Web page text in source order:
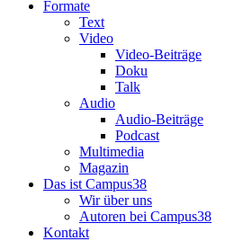
Formate
Text
Video
Video-Beiträge
Doku
Talk
Audio
Audio-Beiträge
Podcast
Multimedia
Magazin
Das ist Campus38
Wir über uns
Autoren bei Campus38
Kontakt